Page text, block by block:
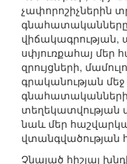
չափորոշիչներին
գնահատականները
վիճակագրության,
սփյուռքահայ մեր
զրույցների,
գրականության
տեղեկատվության
նաև մեր
վտանգվածության
Չնայած հիշյալ